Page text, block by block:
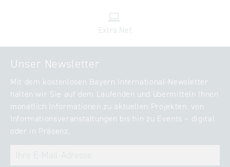
Extra.Net
Unser Newsletter
Mit dem kostenlosen Bayern International-Newsletter
halten wir Sie auf dem Laufenden und übermitteln Ihnen
monatlich Informationen zu aktuellen Projekten: von
Informationsveranstaltungen bis hin zu Events – digital
oder in Präsenz.